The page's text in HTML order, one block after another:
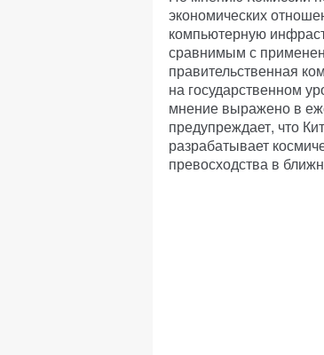
экономических
компьютерную
сравнимым с
правительственная
на государственном
мнение выражено в
предупреждает, что
разрабатывает
превосходства в